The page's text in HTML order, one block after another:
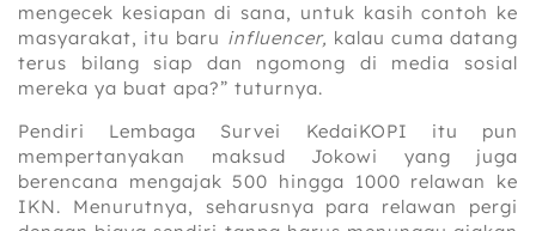
mengecek kesiapan di sana, untuk kasih contoh ke
masyarakat, itu baru influencer, kalau cuma datang
terus bilang siap dan ngomong di media sosial
mereka ya buat apa?” tuturnya.
Pendiri Lembaga Survei KedaiKOPI itu pun
mempertanyakan maksud Jokowi yang juga
berencana mengajak 500 hingga 1000 relawan ke
IKN. Menurutnya, seharusnya para relawan pergi